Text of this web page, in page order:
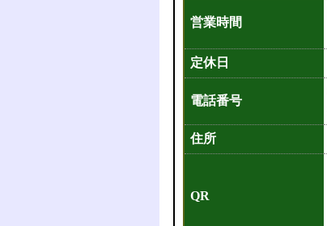
営業時間
定休日
電話番号
住所
QR